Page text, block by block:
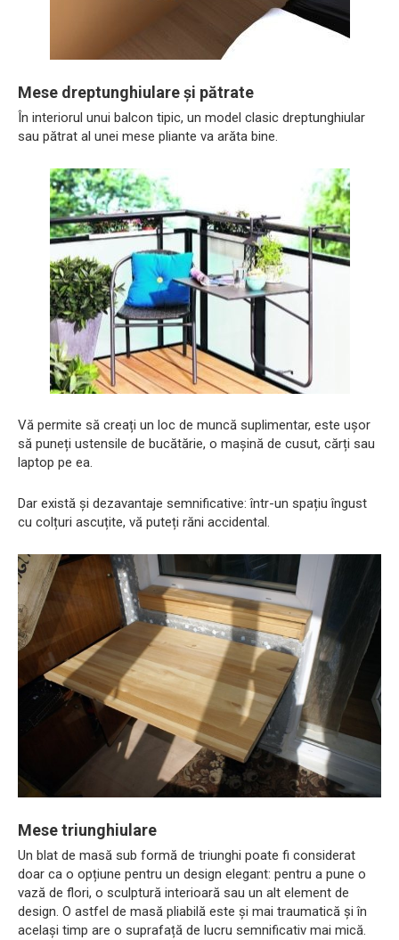
Mese dreptunghiulare și pătrate
În interiorul unui balcon tipic, un model clasic dreptunghiular
sau pătrat al unei mese pliante va arăta bine.
Vă permite să creați un loc de muncă suplimentar, este ușor
să puneți ustensile de bucătărie, o mașină de cusut, cărți sau
laptop pe ea.
Dar există și dezavantaje semnificative: într-un spațiu îngust
cu colțuri ascuțite, vă puteți răni accidental.
Mese triunghiulare
Un blat de masă sub formă de triunghi poate fi considerat
doar ca o opțiune pentru un design elegant: pentru a pune o
vază de flori, o sculptură interioară sau un alt element de
design. O astfel de masă pliabilă este și mai traumatică și în
același timp are o suprafață de lucru semnificativ mai mică.